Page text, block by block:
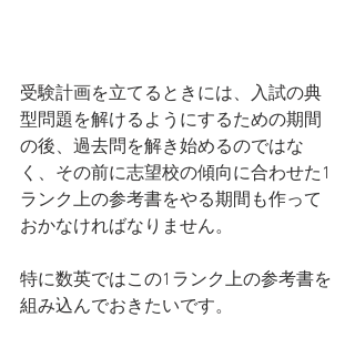
受験計画を立てるときには、入試の典
型問題を解けるようにするための期間
の後、過去問を解き始めるのではな
く、その前に志望校の傾向に合わせた1
ランク上の参考書をやる期間も作って
おかなければなりません。
特に数英ではこの1ランク上の参考書を
組み込んでおきたいです。